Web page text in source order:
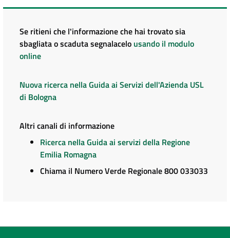
Se ritieni che l'informazione che hai trovato sia
sbagliata o scaduta segnalacelo usando il modulo
online
Nuova ricerca nella Guida ai Servizi dell'Azienda USL
di Bologna
Altri canali di informazione
Ricerca nella Guida ai servizi della Regione
Emilia Romagna
Chiama il Numero Verde Regionale 800 033033